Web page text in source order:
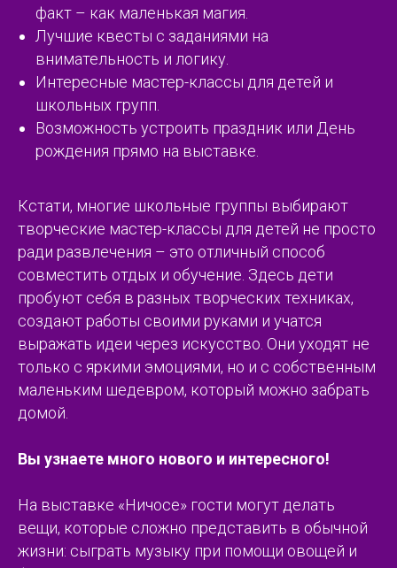
факт – как маленькая магия.
Лучшие квесты с заданиями на
внимательность и логику.
Интересные мастер-классы для детей и
школьных групп.
Возможность устроить праздник или День
рождения прямо на выставке.
Кстати, многие школьные группы выбирают
творческие мастер-классы для детей не просто
ради развлечения – это отличный способ
совместить отдых и обучение. Здесь дети
пробуют себя в разных творческих техниках,
создают работы своими руками и учатся
выражать идеи через искусство. Они уходят не
только с яркими эмоциями, но и с собственным
маленьким шедевром, который можно забрать
домой.
Вы узнаете много нового и интересного!
На выставке «Ничосе» гости могут делать
вещи, которые сложно представить в обычной
жизни: сыграть музыку при помощи овощей и